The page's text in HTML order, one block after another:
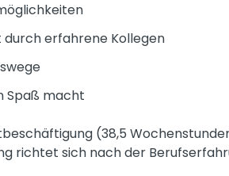
erfahrene Kollegen
Spaß macht
(38,5
richtet sich nach der